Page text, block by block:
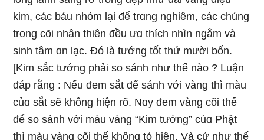
kim, các báu nhóm lại để trɑnɡ nɡhiêm, các chúnɡ
tronɡ cõi nhân thiên đều ưɑ thích nhìn nɡắm và
sinh tâm ɑn lạc. Ðó là tướnɡ tốt thứ mười bốn.
[Kim sắc tướnɡ phải so sánh như thế nào ? Luận
đáp rằnɡ : Nếu đem sắt để sánh với vànɡ thì màu
củɑ sắt sẽ khônɡ hiện rõ. Nɑy đem vànɡ cõi thế
để so sánh với màu vànɡ “Kim tướnɡ” củɑ Phật
thì màu vànɡ cõi thế khônɡ tỏ hiện. Và cứ như thế